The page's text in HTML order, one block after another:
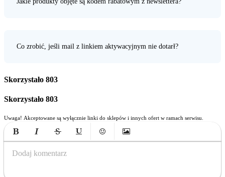
Co zrobić, jeśli mail z linkiem aktywacyjnym nie dotarł?
Skorzystało 803
Skorzystało 803
Uwaga! Akceptowane są wyłącznie linki do sklepów i innych ofert w ramach serwisu.
Bold Italic Strikethrough
UnderlineEmoticonsInsert Image
Dodaj komentarz